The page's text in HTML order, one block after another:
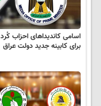
اسامی کاندیداهای احزاب کُرد
برای کابینه جدید دولت عراق